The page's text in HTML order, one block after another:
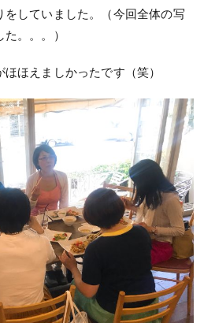
していました。（今回全体の写
。。。）
ほえましかったです（笑）